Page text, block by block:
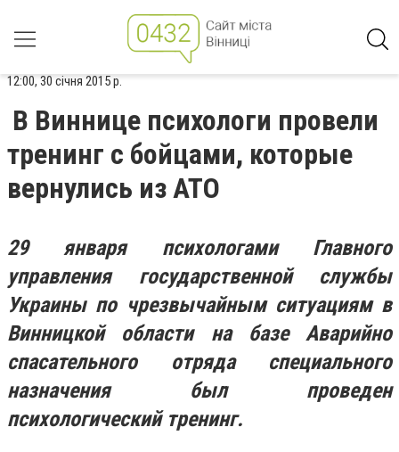
12:00, 30 січня 2015 р.
В Виннице психологи провели
тренинг с бойцами, которые
вернулись из АТО
29 января психологами Главного
управления государственной службы
Украины по чрезвычайным ситуациям в
Винницкой области на базе Аварийно
спасательного отряда специального
назначения был проведен
психологический тренинг.